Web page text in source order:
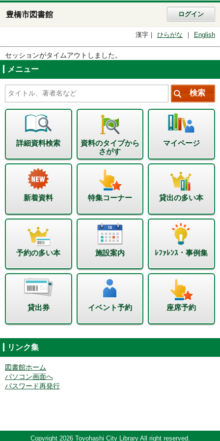
豊橋市図書館 ログイン
漢字 ひらがな English
セッションがタイムアウトしました。
メニュー
詳細資料検索
資料のタイプから
さがす
マイページ
新着資料 特集コーナー 貸出の多い本
予約の多い本 施設案内 ﾚﾌｧﾚﾝｽ・事例集
貸出券 イベント予約 座席予約
リンク集
図書館ホーム
パソコン画面へ
パスワード再発行
Copyright 2026 Toyohashi City Library All right reserved.